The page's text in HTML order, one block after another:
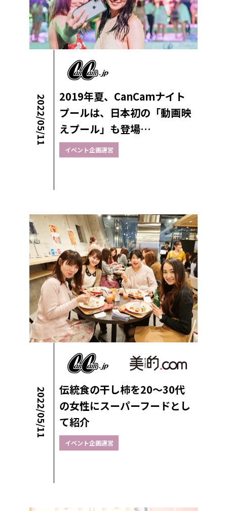
2022/05/11
2019年夏、CanCamナイト
プールは、日本初の「動画映
えプール」も登場…
イベント企画運営
2022/05/11
伝統食の干し柿を20～30代
の女性にスーパーフードとし
て紹介
イベント企画運営